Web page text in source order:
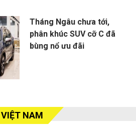
Tháng Ngâu chưa tới,
phân khúc SUV cỡ C đã
bùng nổ ưu đãi
VIỆT NAM